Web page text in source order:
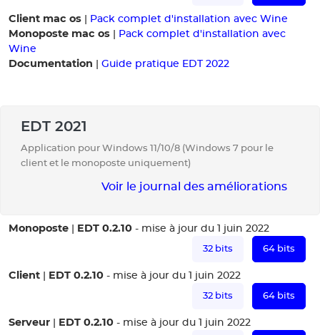
Client mac os Pack complet d'installation avec Wine
Monoposte mac os
Pack complet d'installation avec
Wine
Documentation Guide pratique EDT 2022
EDT 2021
Application pour Windows 11/10/8 (Windows 7 pour le
client et le monoposte uniquement)
Voir le journal des améliorations
Monoposte EDT 0.2.10 - mise à jour du 1 juin 2022
32 bits 64 bits
Client EDT 0.2.10 - mise à jour du 1 juin 2022
32 bits 64 bits
Serveur EDT 0.2.10 - mise à jour du 1 juin 2022